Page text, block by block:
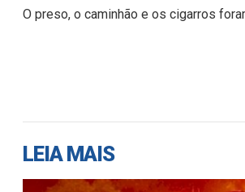
O preso, o caminhão e os cigarros
LEIA MAIS